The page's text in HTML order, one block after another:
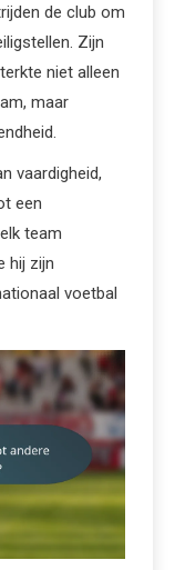
de club om
Zijn
niet alleen
maar
vaardigheid,
een
team
hij zijn
voetbal